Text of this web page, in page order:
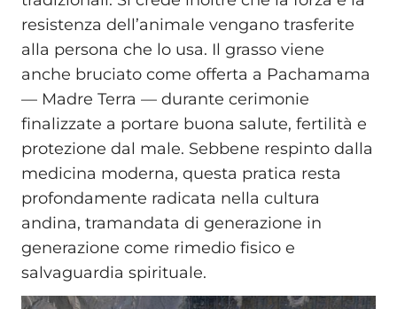
resistenza dell’animale vengano trasferite
alla persona che lo usa. Il grasso viene
anche bruciato come offerta a Pachamama
— Madre Terra — durante cerimonie
finalizzate a portare buona salute, fertilità e
protezione dal male. Sebbene respinto dalla
medicina moderna, questa pratica resta
profondamente radicata nella cultura
andina, tramandata di generazione in
generazione come rimedio fisico e
salvaguardia spirituale.